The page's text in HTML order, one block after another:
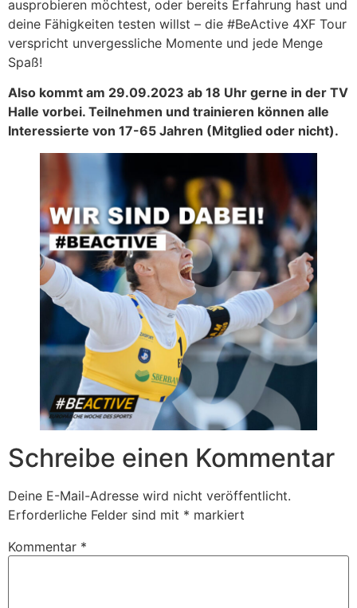
ausprobieren möchtest, oder bereits Erfahrung hast und
deine Fähigkeiten testen willst – die #BeActive 4XF Tour
verspricht unvergessliche Momente und jede Menge
Spaß!
Also kommt am 29.09.2023 ab 18 Uhr gerne in der TV
Halle vorbei. Teilnehmen und trainieren können alle
Interessierte von 17-65 Jahren (Mitglied oder nicht).
Schreibe einen Kommentar
Deine E-Mail-Adresse wird nicht veröffentlicht.
Erforderliche Felder sind mit * markiert
Kommentar *